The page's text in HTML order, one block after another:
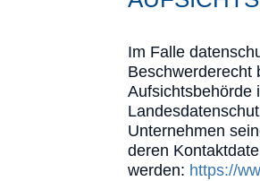
Im Falle
Beschwerderecht
Aufsichtsbehörde
Unternehmen
deren
werden: https://